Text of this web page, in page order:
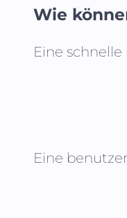
Wie
Eine
Eine